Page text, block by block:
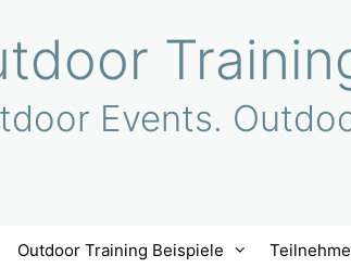
Events.
Outdoor Training Beispiele